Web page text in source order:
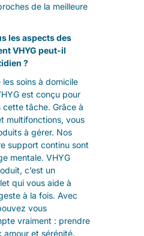
de la meilleure
les aspects des
VHYG peut-il
?
soins à domicile
est conçu pour
tâche. Grâce à
multifonctions, vous
à gérer. Nos
support continu sont
mentale. VHYG
c’est un
qui vous aide à
à la fois. Avec
vous
vraiment : prendre
amour et sérénité.